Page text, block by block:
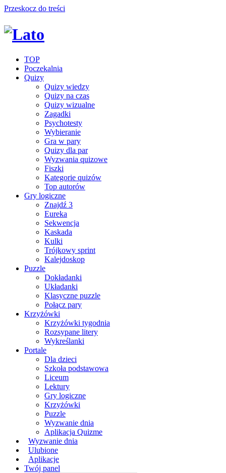
Przeskocz do treści
TOP
Poczekalnia
Quizy
Quizy wiedzy
Quizy na czas
Quizy wizualne
Zagadki
Psychotesty
Wybieranie
Gra w pary
Quizy dla par
Wyzwania quizowe
Fiszki
Kategorie quizów
Top autorów
Gry logiczne
Znajdź 3
Eureka
Sekwencja
Kaskada
Kulki
Trójkowy sprint
Kalejdoskop
Puzzle
Dokładanki
Układanki
Klasyczne puzzle
Połącz pary
Krzyżówki
Krzyżówki tygodnia
Rozsypane litery
Wykreślanki
Portale
Dla dzieci
Szkoła podstawowa
Liceum
Lektury
Gry logiczne
Krzyżówki
Puzzle
Wyzwanie dnia
Aplikacja Quizme
Wyzwanie dnia
Ulubione
Aplikacje
Twój panel